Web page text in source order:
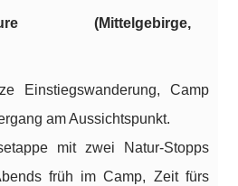
(Mittelgebirge,
Einstiegswanderung, Camp
am Aussichtspunkt.
mit zwei Natur-Stopps
früh im Camp, Zeit fürs